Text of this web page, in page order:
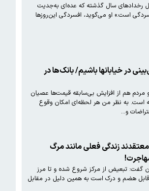
ایجاد می‌کند: «مثل رخدادهای سال گذشته که عده‌ای به‌جدیت
است.» او می‌گوید، افسردگی این‌روزها
در خیابانها باشیم/ بانک‌ها در
هم از افزایش بی‌سابقه قیمت‌ها عصیان
است. به نظر من هر لحظه‌ای امکان وقوع
زندگی فعلی مانند مرگ
در جامعه به سایت دیده‌بان ایران گفت: تبعیض از مرکز شروع شده و تا مرز
ساختاری و نهادینه شدن قابل هضم و درک است به همین دلیل در مقابل